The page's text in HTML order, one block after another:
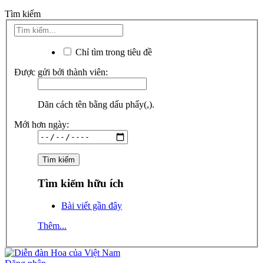
Tìm kiếm
Chỉ tìm trong tiêu đề
Được gửi bởi thành viên:
Dãn cách tên bằng dấu phẩy(,).
Mới hơn ngày:
Tìm kiếm hữu ích
Bài viết gần đây
Thêm...